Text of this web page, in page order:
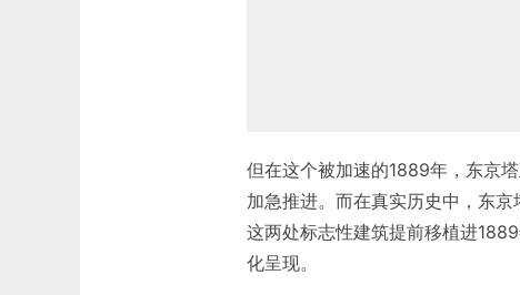
但在这个被加速的1889年，东京
加急推进。而在真实历史中，东
这两处标志性建筑提前移植进
化呈现。